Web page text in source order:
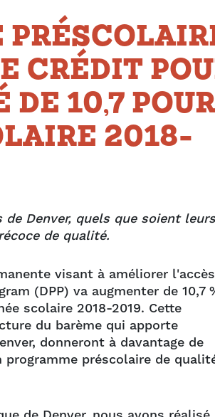
CRÉDIT
DE 10,7 POUR
2018-
Denver, quels que soient leurs
de qualité.
visant à améliorer
(DPP) va augmenter de 10,7
scolaire 2018-2019. Cette
du barème qui apporte
donneront à davantage de
préscolaire de